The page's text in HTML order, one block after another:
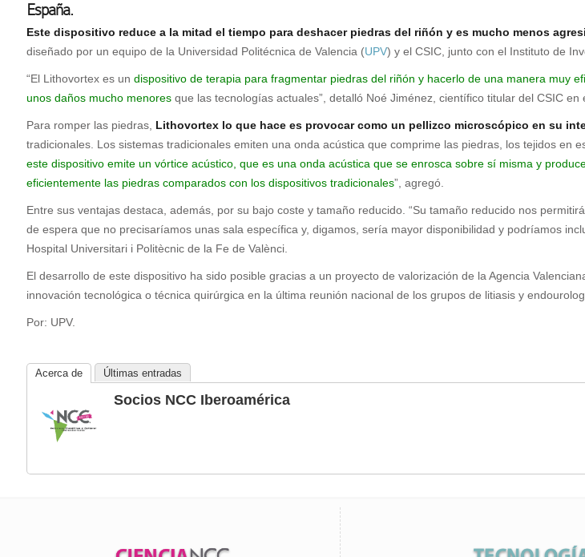
España.
Este dispositivo reduce a la mitad el tiempo para deshacer piedras del riñón y es mucho menos
diseñado por un equipo de la Universidad Politécnica de Valencia (UPV) y el CSIC, junto con el Instituto de
“El Lithovortex es un dispositivo de terapia para fragmentar piedras del riñón y hacerlo de una manera muy
unos daños mucho menores que las tecnologías actuales”, detalló Noé Jiménez, científico titular del CSIC en
Para romper las piedras, Lithovortex lo que hace es provocar como un pellizco microscópico en su
tradicionales. Los sistemas tradicionales emiten una onda acústica que comprime las piedras, los tejidos en
este dispositivo emite un vórtice acústico, que es una onda acústica que se enrosca sobre sí misma y
eficientemente las piedras comparados con los dispositivos tradicionales”, agregó.
Entre sus ventajas destaca, además, por su bajo coste y tamaño reducido. “Su tamaño reducido nos
de espera que no precisaríamos unas sala específica y, digamos, sería mayor disponibilidad y podríamos
Hospital Universitari i Politècnic de la Fe de Valènci.
El desarrollo de este dispositivo ha sido posible gracias a un proyecto de valorización de la Agencia
innovación tecnológica o técnica quirúrgica en la última reunión nacional de los grupos de litiasis y
Por: UPV.
Acerca de Últimas entradas
Socios NCC Iberoamérica